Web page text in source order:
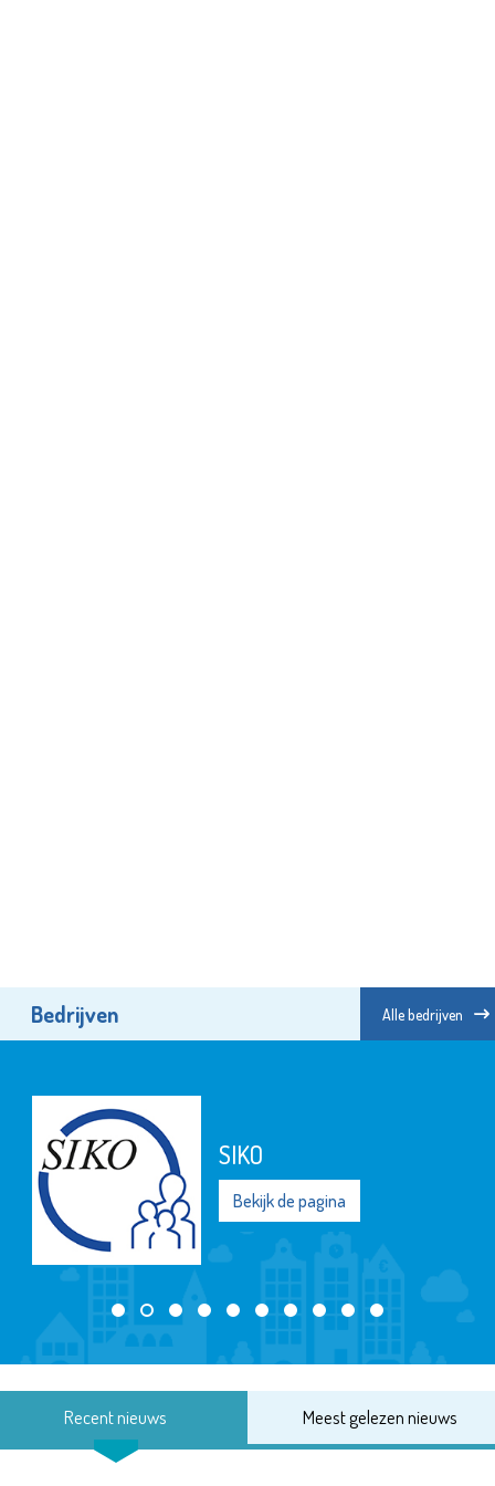
Bedrijven Alle bedrijven
SIKO
Bekijk de pagina
Recent nieuws Meest gelezen nieuws